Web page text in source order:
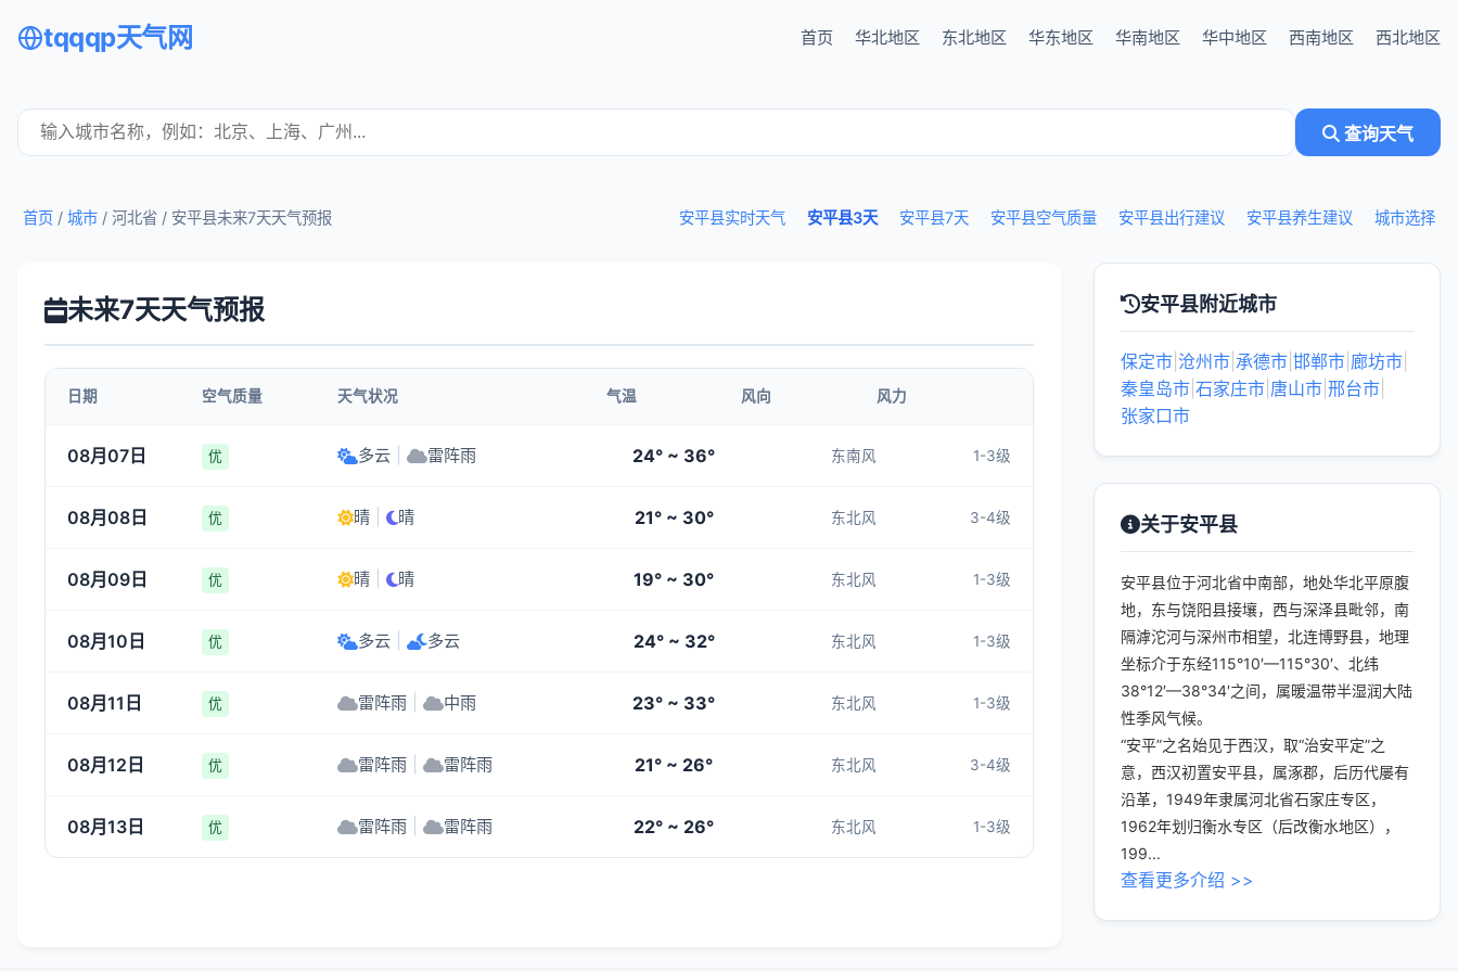
tqqqp天气网 首页 华北地区 东北地区 华东地区 华南地区 华中地区 西南地区 西北地区
查询天气
安平县实时天气 安平县3天 安平县7天 安平县空气质量 安平县出行建议 安平县养生建议 城市选择
首页 / 城市 / 河北省 / 安平县未来7天天气预报
未来7天天气预报
日期 空气质量 天气状况 气温 风向 风力
08月07日 优 多云 雷阵雨 24° ~ 36° 东南风 1-3级
08月08日 优 晴 晴 21° ~ 30° 东北风 3-4级
08月09日 优 晴 晴 19° ~ 30° 东北风 1-3级
08月10日 优 多云 多云 24° ~ 32° 东北风 1-3级
08月11日 优 雷阵雨 中雨 23° ~ 33° 东北风 1-3级
08月12日 优 雷阵雨 雷阵雨 21° ~ 26° 东北风 3-4级
08月13日 优 雷阵雨 雷阵雨 22° ~ 26° 东北风 1-3级
安平县附近城市
保定市 沧州市 承德市 邯郸市 廊坊市
秦皇岛市 石家庄市 唐山市 邢台市
张家口市
关于安平县
安平县位于河北省中南部，地处华北平原腹
地，东与饶阳县接壤，西与深泽县毗邻，南
隔滹沱河与深州市相望，北连博野县，地理
坐标介于东经115°10′—115°30′、北纬
38°12′—38°34′之间，属暖温带半湿润大陆
性季风气候。
“安平”之名始见于西汉，取“治安平定”之
意，西汉初置安平县，属涿郡，后历代屡有
沿革，1949年隶属河北省石家庄专区，
1962年划归衡水专区（后改衡水地区），
199...
查看更多介绍 >>